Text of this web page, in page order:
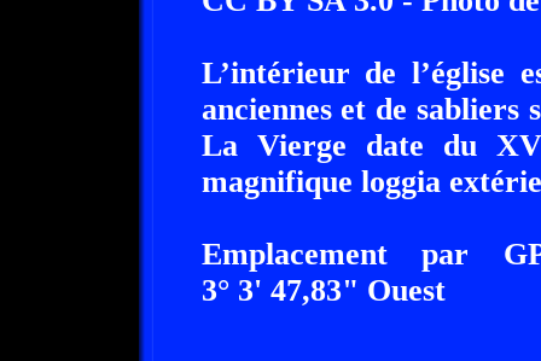
L’intérieur de l’église
anciennes et de sabliers
La Vierge date du
magnifique loggia
Emplacement par
3° 3' 47,83" Ouest